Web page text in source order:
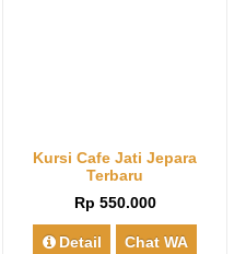
Kursi Cafe Jati Jepara
Terbaru
Rp 550.000
Detail Chat WA